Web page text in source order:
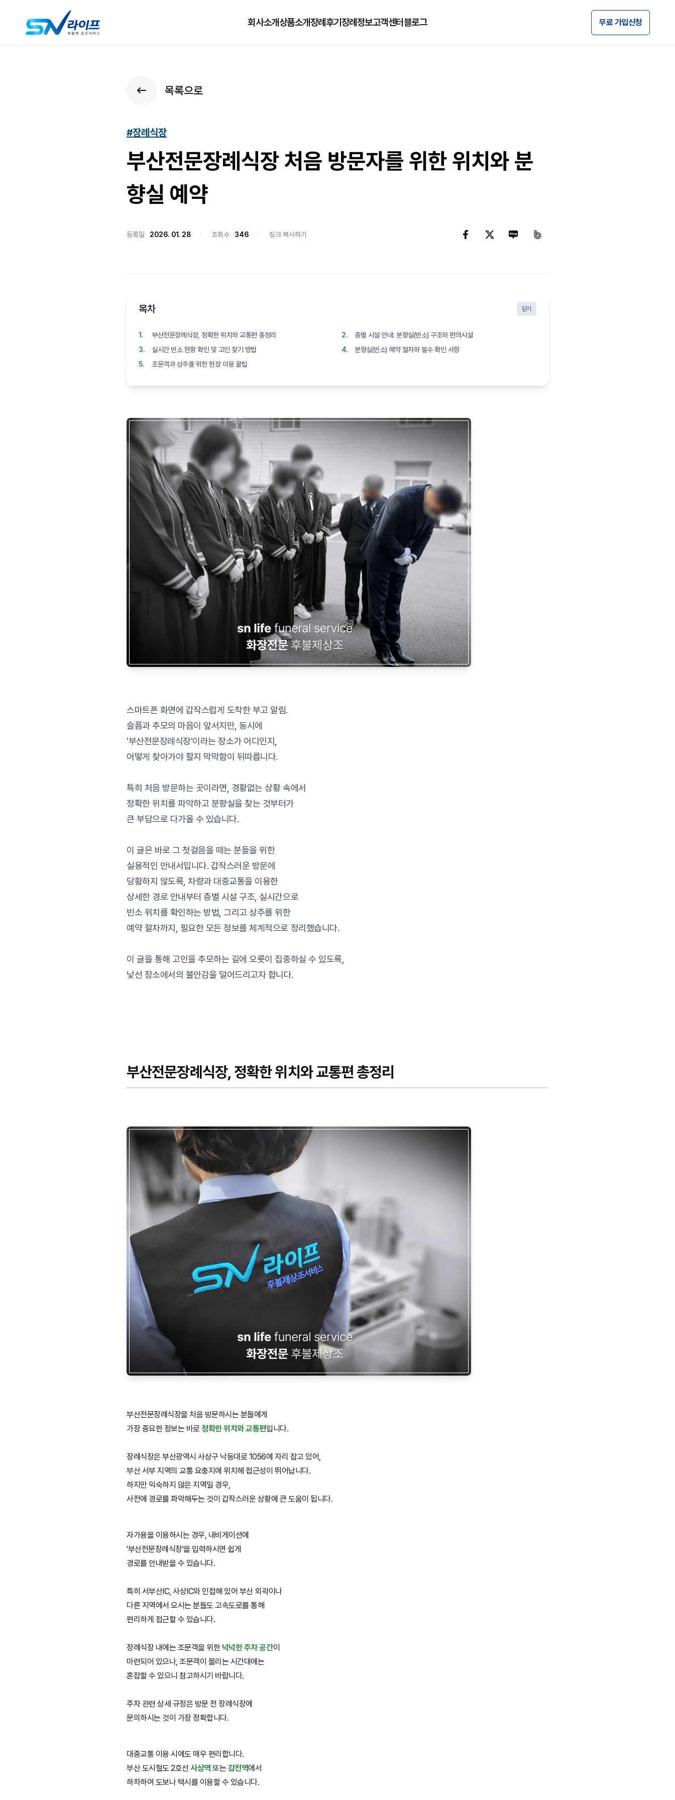
회사소개상품소개장례후기 장례정보고객센터블로그 무료 가입신청
목록으로
#장례식장
부산전문장례식장 처음 방문자를 위한 위치와 분
향실 예약
등록일 2026. 01. 28 조회수 346 링크 복사하기
목차 닫기
부산전문장례식장, 정확한 위치와 교통편 총정리
층별 시설 안내: 분향실(빈소) 구조와 편의시설
실시간 빈소 현황 확인 및 고인 찾기 방법
분향실(빈소) 예약 절차와 필수 확인 사항
조문객과 상주를 위한 현장 이용 꿀팁
스마트폰 화면에 갑작스럽게 도착한 부고 알림.
슬픔과 추모의 마음이 앞서지만, 동시에
'부산전문장례식장'이라는 장소가 어디인지,
어떻게 찾아가야 할지 막막함이 뒤따릅니다.
특히 처음 방문하는 곳이라면, 경황없는 상황 속에서
정확한 위치를 파악하고 분향실을 찾는 것부터가
큰 부담으로 다가올 수 있습니다.
이 글은 바로 그 첫걸음을 떼는 분들을 위한
실용적인 안내서입니다. 갑작스러운 방문에
당황하지 않도록, 차량과 대중교통을 이용한
상세한 경로 안내부터 층별 시설 구조, 실시간으로
빈소 위치를 확인하는 방법, 그리고 상주를 위한
예약 절차까지, 필요한 모든 정보를 체계적으로 정리했습니다.
이 글을 통해 고인을 추모하는 길에 오롯이 집중하실 수 있도록,
낯선 장소에서의 불안감을 덜어드리고자 합니다.
부산전문장례식장, 정확한 위치와 교통편 총정리
부산전문장례식장을 처음 방문하시는 분들에게
가장 중요한 정보는 바로정확한 위치와 교통편입니다.
장례식장은 부산광역시 사상구 낙동대로 1056에 자리 잡고 있어,
부산 서부 지역의 교통 요충지에 위치해 접근성이 뛰어납니다.
하지만 익숙하지 않은 지역일 경우,
사전에 경로를 파악해두는 것이 갑작스러운 상황에 큰 도움이 됩니다.
자가용을 이용하시는 경우, 내비게이션에
'부산전문장례식장'을 입력하시면 쉽게
경로를 안내받을 수 있습니다.
특히 서부산IC, 사상IC와 인접해 있어 부산 외곽이나
다른 지역에서 오시는 분들도 고속도로를 통해
편리하게 접근할 수 있습니다.
장례식장 내에는 조문객을 위한 넉넉한 주차 공간이
마련되어 있으나, 조문객이 몰리는 시간대에는
혼잡할 수 있으니 참고하시기 바랍니다.
주차 관련 상세 규정은 방문 전 장례식장에
문의하시는 것이 가장 정확합니다.
대중교통 이용 시에도 매우 편리합니다.
부산 도시철도 2호선사상역 또는 감전역에서
하차하여 도보나 택시를 이용할 수 있습니다.